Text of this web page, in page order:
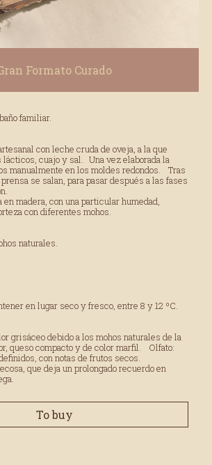
Formato Curado
familiar.
con leche cruda de oveja, a la que
lácticos, cuajo y sal. Una vez elaborada la
manualmente en los moldes redondos. Tras
se salan, para pasar después a las fases
en madera, con una particular humedad,
con diferentes mohos.
naturales.
en lugar seco y fresco, entre 8 y 12 ºC.
grisáceo debido a los mohos naturales de la
queso compacto y de color marfil. Olfato:
con notas de frutos secos.
que deja un prolongado recuerdo en
To buy